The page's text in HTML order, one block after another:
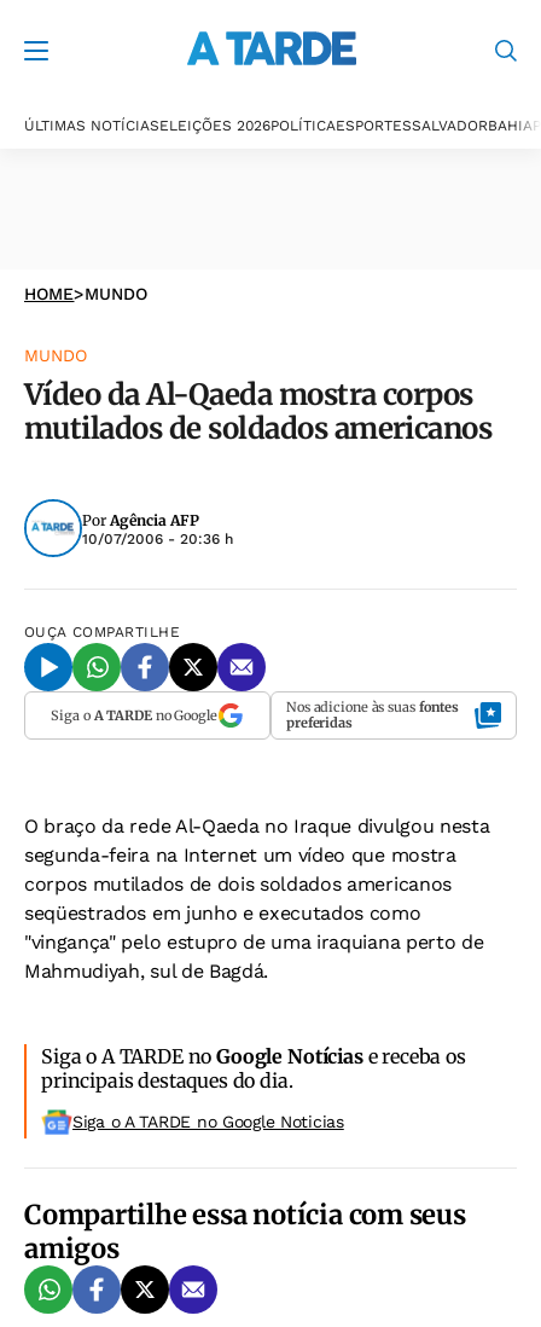
ÚLTIMAS NOTÍCIASELEIÇÕES 2026POLÍTICAESPORTESSALVADORBAHIA
HOME>MUNDO
MUNDO
Vídeo da Al-Qaeda mostra corpos
mutilados de soldados americanos
PorAgência AFP
10/07/2006 - 20:36 h
OUÇA COMPARTILHE
Siga o A TARDEno Google Nos adicione às suas fontes
preferidas
O braço da rede Al-Qaeda no Iraque divulgou nesta
segunda-feira na Internet um vídeo que mostra
corpos mutilados de dois soldados americanos
seqüestrados em junho e executados como
"vingança" pelo estupro de uma iraquiana perto de
Mahmudiyah, sul de Bagdá.
Siga o A TARDE noGoogle Notíciase receba os
principais destaques do dia.
Siga o A TARDE no Google Noticias
Compartilhe essa notícia com seus
amigos